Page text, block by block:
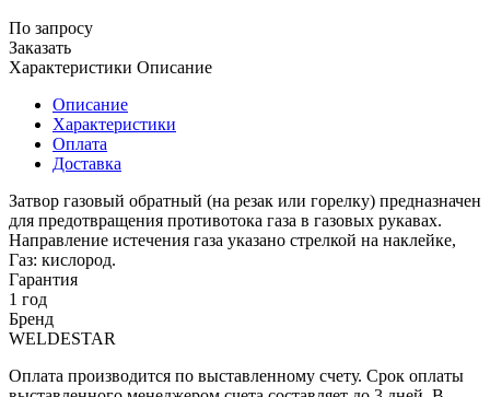
По запросу
Заказать
Характеристики Описание
Описание
Характеристики
Оплата
Доставка
Затвор газовый обратный (на резак или горелку) предназначен
для предотвращения противотока газа в газовых рукавах.
Направление истечения газа указано стрелкой на наклейке,
Газ: кислород.
Гарантия
1 год
Бренд
WELDESTAR
Оплата производится по выставленному счету. Срок оплаты